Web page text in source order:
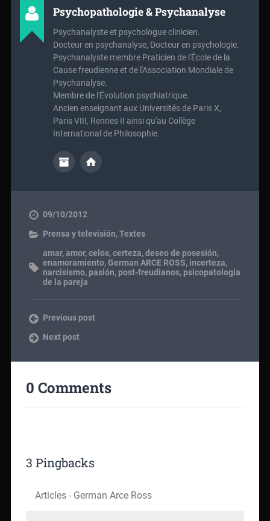
Psychopathologie & Psychanalyse
Psychanalyste et psychologue clinicien.
Docteur en psychanalyse, Docteur en psychologie.
Psychanalyste membre Praticien de l'École de la
Cause freudienne et de l'Association Mondiale de
Psychanalyse.
Membre de l'Évolution psychiatrique.
Ancien enseignant aux Universités de Paris X,
Paris VIII, Rennes II ainsi qu'au Collège
International de Philosophie.
09/10/2012
Prensa y televisión,Textes
amar,amor,celos,certeza,deseo de posesión,
enamoramiento,German ARCE ROSS, incerteza,
narcisismo, pasión, post-freudianos, psicopatología
de la pareja
Previous post
Next post
0 Comments
3 Pingbacks
Articles - German Arce Ross